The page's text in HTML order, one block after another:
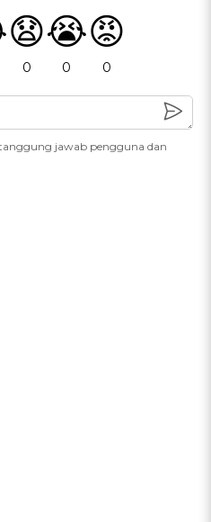
😧
0
😭
0
😡
0
jawab pengguna dan